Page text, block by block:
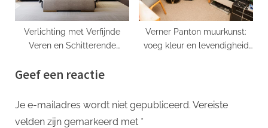
Verlichting met Verfijnde
Veren en Schitterende
verfijnde veren en
Verner Panton muurkunst:
voeg kleur en levendigheid
Geef een reactie
Je e-mailadres wordt niet gepubliceerd. Vereiste
velden zijn gemarkeerd met *